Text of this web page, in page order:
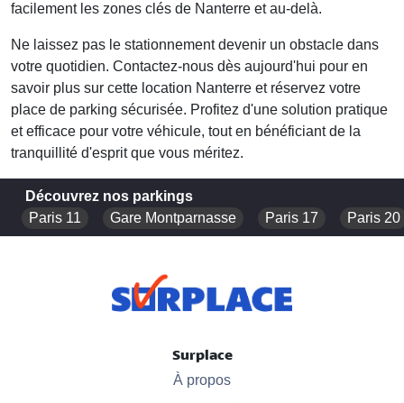
facilement les zones clés de Nanterre et au-delà.
Ne laissez pas le stationnement devenir un obstacle dans
votre quotidien. Contactez-nous dès aujourd'hui pour en
savoir plus sur cette location Nanterre et réservez votre
place de parking sécurisée. Profitez d'une solution pratique
et efficace pour votre véhicule, tout en bénéficiant de la
tranquillité d'esprit que vous méritez.
Découvrez nos parkings
Paris 11
Gare Montparnasse Paris 17 Paris 20
Surplace
À propos